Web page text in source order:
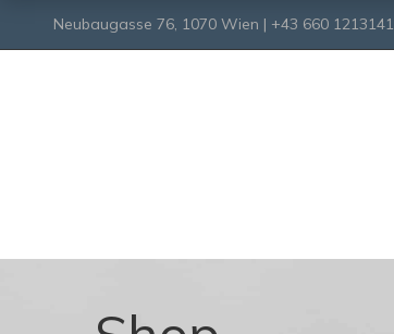
Neubaugasse 76, 1070 Wien | +43 660 1213141